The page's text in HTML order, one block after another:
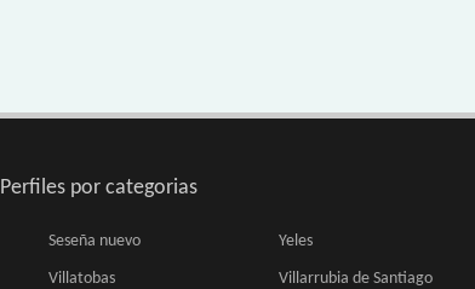
Perfiles por categorias
Seseña nuevo Yeles
Villatobas Villarrubia de Santiago